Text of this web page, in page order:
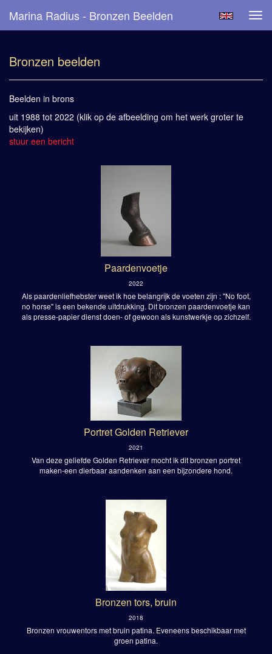
Marina Radius - Bronzen Beelden
Bronzen beelden
Beelden in brons
uit 1988 tot 2022 (klik op de afbeelding om het werk groter te
bekijken)
stuur een bericht
Paardenvoetje
2022
Als paardenliefhebster weet ik hoe belangrijk de voeten zijn : "No foot,
no horse" is een bekende uitdrukking. Dit bronzen paardenvoetje kan
als presse-papier dienst doen- of gewoon als kunstwerkje op zichzelf.
Portret Golden Retriever
2021
Van deze geliefde Golden Retriever mocht ik dit bronzen portret
maken-een dierbaar aandenken aan een bijzondere hond.
Bronzen tors, bruin
2018
Bronzen vrouwentors met bruin patina. Eveneens beschikbaar met
groen patina.